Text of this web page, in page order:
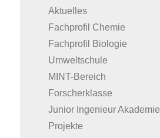
Aktuelles
Fachprofil Chemie
Fachprofil Biologie
Umweltschule
MINT-Bereich
Forscherklasse
Junior Ingenieur Akademie
Projekte